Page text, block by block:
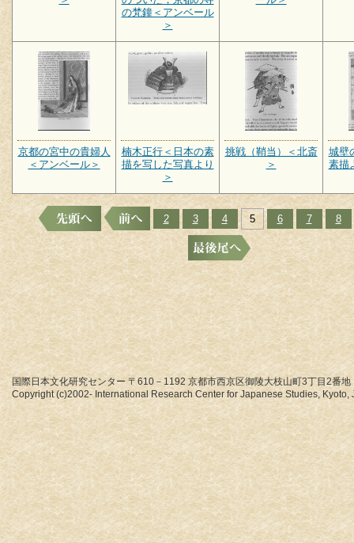
の梵鐘＜アンベール
＞
京都の宮中の貴婦人
＜アンベール＞
楠木正行＜日本の素
描を写した写真より
＞
挑戦（鞘当）＜北斎
＞
城壁
素描
2 3 4 5 6 7 8
国際日本文化研究センター 〒610－1192 京都市西京区御陵大枝山町3丁目2番地
Copyright (c)2002- International Research Center for Japanese Studies, Kyoto,